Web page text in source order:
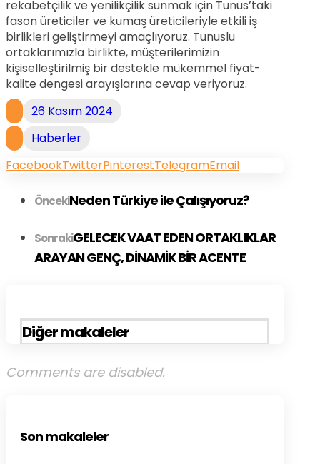
rekabetçilik ve yenilikçilik sunmak için Tunus’taki
fason üreticiler ve kumaş üreticileriyle etkili iş
birlikleri geliştirmeyi amaçlıyoruz. Tunuslu
ortaklarımızla birlikte, müşterilerimizin
kişiselleştirilmiş bir destekle mükemmel fiyat-
kalite dengesi arayışlarına cevap veriyoruz.
26 Kasım 2024
Haberler
FacebookTwitterPinterestTelegramEmail
ÖncekiNeden Türkiye ile Çalışıyoruz?
SonrakiGELECEK VAAT EDEN ORTAKLIKLAR
ARAYAN GENÇ, DİNAMİK BİR ACENTE
Diğer makaleler
Comments are disabled.
Son makaleler